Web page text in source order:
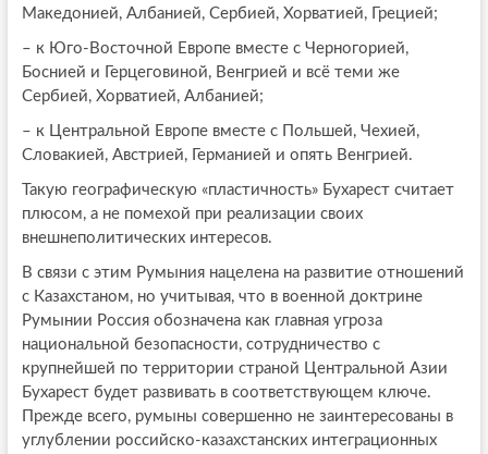
Македонией, Албанией, Сербией, Хорватией, Грецией;
– к Юго-Восточной Европе вместе с Черногорией,
Боснией и Герцеговиной, Венгрией и всё теми же
Сербией, Хорватией, Албанией;
– к Центральной Европе вместе с Польшей, Чехией,
Словакией, Австрией, Германией и опять Венгрией.
Такую географическую «пластичность» Бухарест считает
плюсом, а не помехой при реализации своих
внешнеполитических интересов.
В связи с этим Румыния нацелена на развитие отношений
с Казахстаном, но учитывая, что в военной доктрине
Румынии Россия обозначена как главная угроза
национальной безопасности, сотрудничество с
крупнейшей по территории страной Центральной Азии
Бухарест будет развивать в соответствующем ключе.
Прежде всего, румыны совершенно не заинтересованы в
углублении российско-казахстанских интеграционных